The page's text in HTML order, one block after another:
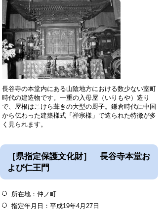
長谷寺の本堂内にある山陰地方における数少ない室町
時代の建造物です。一重の入母屋（いりもや）造り
で、屋根はこけら葺きの大型の厨子。鎌倉時代に中国
から伝わった建築様式「禅宗様」で造られた特徴が多
く見られます。
［県指定保護文化財］ 長谷寺本堂お
よび仁王門
所在地：仲ノ町
指定年月日：平成19年4月27日